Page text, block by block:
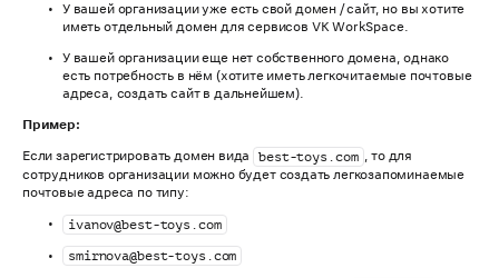
У вашей организации уже есть свой домен / сайт, но вы хотите
иметь отдельный домен для сервисов VK WorkSpace.
У вашей организации еще нет собственного домена, однако
есть потребность в нём (хотите иметь легкочитаемые почтовые
адреса, создать сайт в дальнейшем).
Пример:
Если зарегистрировать домен вида
best-toys.com , то для
сотрудников организации можно будет создать легкозапоминаемые
почтовые адреса по типу:
ivanov@best-toys.com
smirnova@best-toys.com